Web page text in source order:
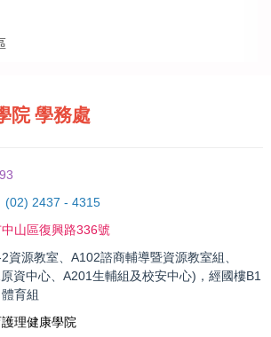
院 學務處
(02) 2437 - 4315
山區復興路336號
資源教室、A102諮商輔導暨資源教室組、
資中心、A201生輔組及校安中心)，經國樓B1
育組
理健康學院